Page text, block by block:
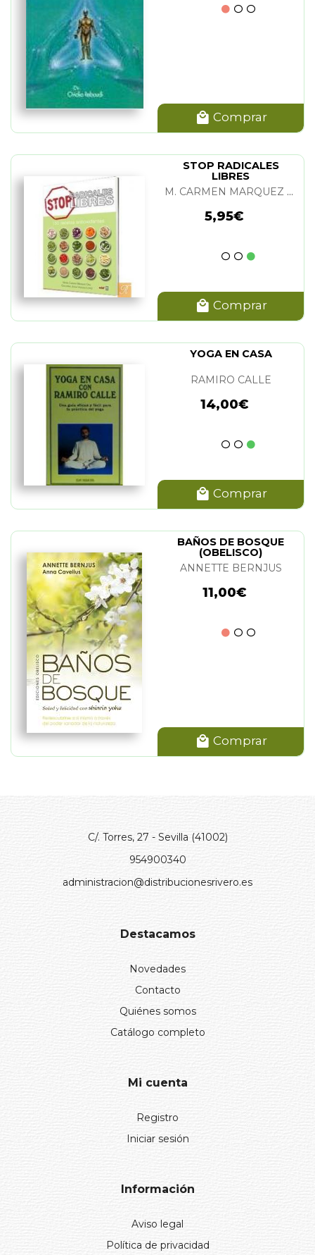
Comprar
STOP RADICALES
LIBRES
M. CARMEN MARQUEZ DIAZ Y G. J. VAZQUEZ LOPEZ
5,95€
Comprar
YOGA EN CASA
RAMIRO CALLE
14,00€
Comprar
BAÑOS DE BOSQUE
(OBELISCO)
ANNETTE BERNJUS
11,00€
Comprar
C/. Torres, 27 - Sevilla (41002)
954900340
administracion@distribucionesrivero.es
Destacamos
Novedades
Contacto
Quiénes somos
Catálogo completo
Mi cuenta
Registro
Iniciar sesión
Información
Aviso legal
Política de privacidad